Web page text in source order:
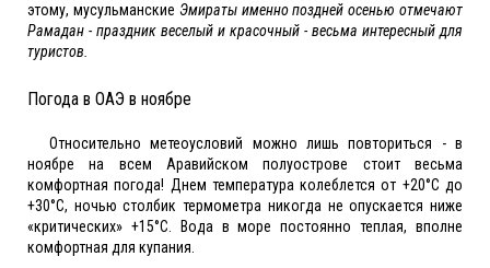
этому, мусульманские Эмираты именно поздней осенью отмечают
Рамадан - праздник веселый и красочный - весьма интересный для
туристов.
Погода в ОАЭ в ноябре
Относительно метеоусловий можно лишь повториться - в
ноябре на всем Аравийском полуострове стоит весьма
комфортная погода! Днем температура колеблется от +20°С до
+30°С, ночью столбик термометра никогда не опускается ниже
«критических» +15°С. Вода в море постоянно теплая, вполне
комфортная для купания.